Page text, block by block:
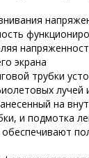
экрана
трубки
лучей
на
и подмотка